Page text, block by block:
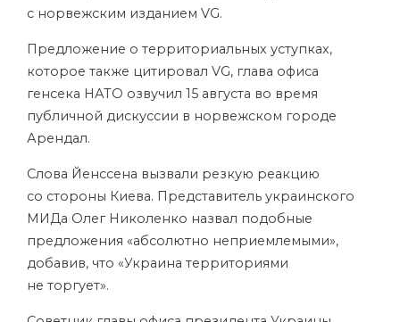
с норвежским изданием VG.
Предложение о территориальных уступках,
которое также цитировал VG, глава офиса
генсека НАТО озвучил 15 августа во время
публичной дискуссии в норвежском городе
Арендал.
Слова Йенссена вызвали резкую реакцию
со стороны Киева. Представитель украинского
МИДа Олег Николенко назвал подобные
предложения «абсолютно неприемлемыми»,
добавив, что «Украина территориями
не торгует».